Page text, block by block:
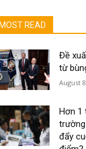
MOST READ
Đề
từ
August
Hơn 1
đẩy